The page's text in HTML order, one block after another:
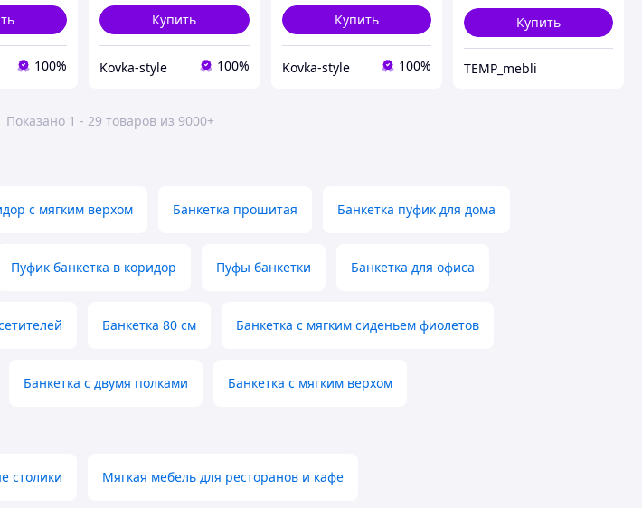
100%
Купить
Kovka-style 100%
Купить
Kovka-style 100%
Купить
TEMP_mebli
Показано 1 - 29 товаров из 9000+
с мягким верхом Банкетка прошитая Банкетка пуфик для дома
Пуфик банкетка в коридор Пуфы банкетки Банкетка для офиса
Банкетка 80 см Банкетка с мягким сиденьем фиолетов
Банкетка с двумя полками Банкетка с мягким верхом
столики Мягкая мебель для ресторанов и кафе